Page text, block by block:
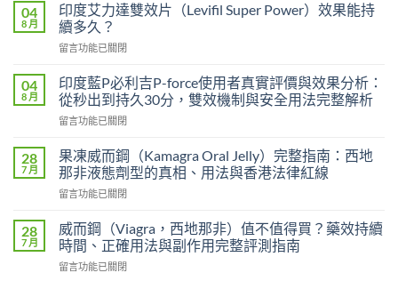
04
8 月
印度艾力達雙效片（Levifil Super Power）效果能持
續多久？
在
度
艾
力
達
效
片
（Levifil
Super
效
果
持
留言功能已關閉
04
8 月
印度藍P必利吉P-force使用者真實評價與效果分析：
從秒出到持久30分，雙效機制與安全用法完整解析
在
度
藍
P
必
吉
P-
force
使
留言功能已關閉
28
7 月
果凍威而鋼（Kamagra Oral Jelly）完整指南：西地
那非液態劑型的真相、用法與香港法律紅線
在
凍
威
而
鋼
留言功能已關閉
28
7 月
威而鋼（Viagra，西地那非）值不值得買？藥效持續
時間、正確用法與副作用完整評測指南
在
留言功能已關閉